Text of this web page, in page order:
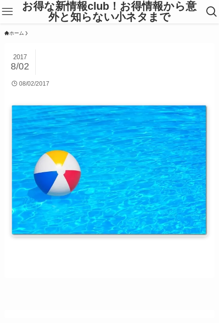
お得な新情報club！お得情報から意
外と知らない小ネタまで
ホーム
2017
8/02
08/02/2017